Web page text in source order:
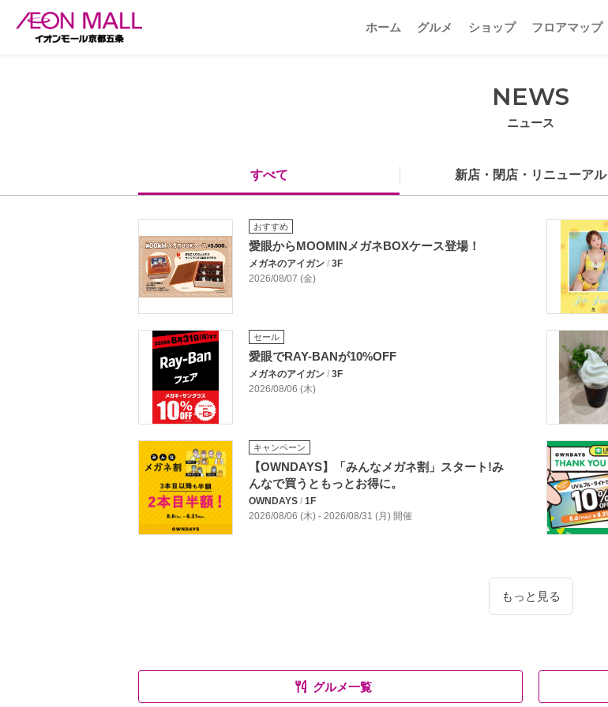
ホーム グルメ ショップ フロアマップ
NEWS
ニュース
すべて 新店・閉店・リニューアル
おすすめ
愛眼からMOOMINメガネBOXケース登場！
メガネのアイガン / 3F
2026/08/07 (金)
セール
愛眼でRAY-BANが10%OFF
メガネのアイガン / 3F
2026/08/06 (木)
キャンペーン
【OWNDAYS】「みんなメガネ割」スタート!み
んなで買うともっとお得に。
OWNDAYS / 1F
2026/08/06 (木) - 2026/08/31 (月) 開催
もっと見る
グルメ一覧